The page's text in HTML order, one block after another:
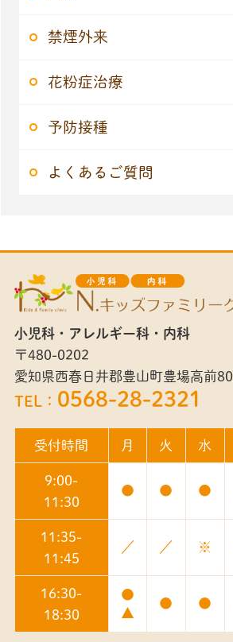
禁煙外来
花粉症治療
予防接種
よくあるご質問
小児科・アレルギー科・内科
〒480-0202
愛知県西春日井郡豊山町豊場高前80
TEL： 0568-28-2321
受付時間 月 火 水
9:00-
11:30
● ● ●
11:35-
11:45
／ ／ ※
16:30-
18:30
●
▲
● ●